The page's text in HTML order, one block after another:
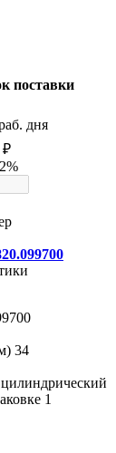
поставки
дня
₽
34
цилиндрический
1